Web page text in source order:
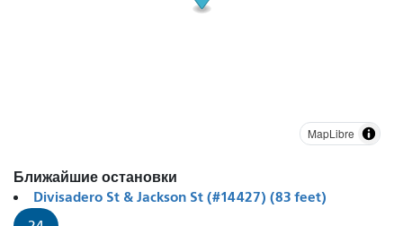
MapLibre
Ближайшие остановки
Divisadero St & Jackson St (#14427) (83 feet)